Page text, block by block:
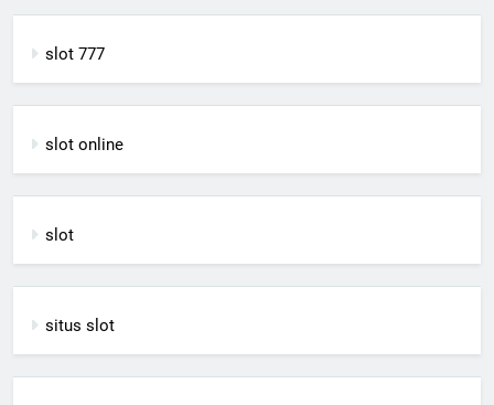
slot 777
slot online
slot
situs slot